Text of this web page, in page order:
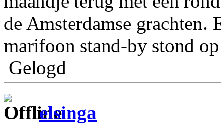
de Amsterdamse
marifoon stand-by stond
Gelogd
elsinga